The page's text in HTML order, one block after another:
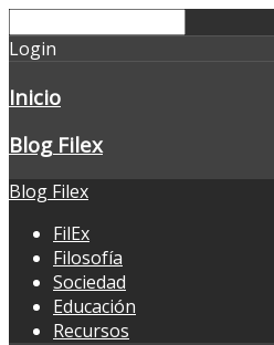
Login
Inicio
Blog Filex
Blog Filex
FilEx
Filosofía
Sociedad
Educación
Recursos